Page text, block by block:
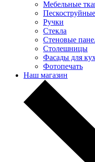
Мебельные
Ручки
Стекла
Стеновые
Столешницы
Фасады для
Фотопечать
Наш магазин